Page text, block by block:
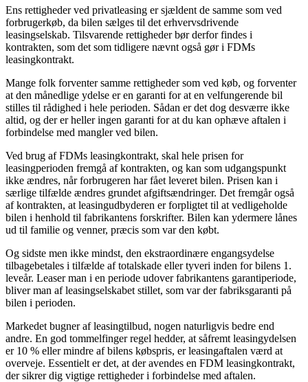
Ens rettigheder ved privatleasing er sjældent de samme som ved
forbrugerkøb, da bilen sælges til det erhvervsdrivende
leasingselskab. Tilsvarende rettigheder bør derfor findes i
kontrakten, som det som tidligere nævnt også gør i FDMs
leasingkontrakt.
Mange folk forventer samme rettigheder som ved køb, og forventer
at den månedlige ydelse er en garanti for at en velfungerende bil
stilles til rådighed i hele perioden. Sådan er det dog desværre ikke
altid, og der er heller ingen garanti for at du kan ophæve aftalen i
forbindelse med mangler ved bilen.
Ved brug af FDMs leasingkontrakt, skal hele prisen for
leasingperioden fremgå af kontrakten, og kan som udgangspunkt
ikke ændres, når forbrugeren har fået leveret bilen. Prisen kan i
særlige tilfælde ændres grundet afgiftsændringer. Det fremgår også
af kontrakten, at leasingudbyderen er forpligtet til at vedligeholde
bilen i henhold til fabrikantens forskrifter. Bilen kan ydermere lånes
ud til familie og venner, præcis som var den købt.
Og sidste men ikke mindst, den ekstraordinære engangsydelse
tilbagebetales i tilfælde af totalskade eller tyveri inden for bilens 1.
leveår. Leaser man i en periode udover fabrikantens garantiperiode,
bliver man af leasingselskabet stillet, som var der fabriksgaranti på
bilen i perioden.
Markedet bugner af leasingtilbud, nogen naturligvis bedre end
andre. En god tommelfinger regel hedder, at såfremt leasingydelsen
er 10 % eller mindre af bilens købspris, er leasingaftalen værd at
overveje. Essentielt er det, at der avendes en FDM leasingkontrakt,
der sikrer dig vigtige rettigheder i forbindelse med aftalen.